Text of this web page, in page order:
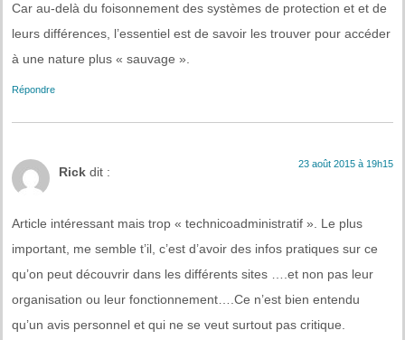
Car au-delà du foisonnement des systèmes de protection et et de
leurs différences, l’essentiel est de savoir les trouver pour accéder
à une nature plus « sauvage ».
Répondre
Rick dit :
23 août 2015 à 19h15
Article intéressant mais trop « technicoadministratif ». Le plus
important, me semble t’il, c’est d’avoir des infos pratiques sur ce
qu’on peut découvrir dans les différents sites ….et non pas leur
organisation ou leur fonctionnement….Ce n’est bien entendu
qu’un avis personnel et qui ne se veut surtout pas critique.